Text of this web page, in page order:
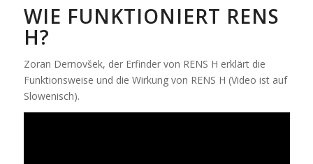
WIE FUNKTIONIERT RENS
H?
Zoran Dernovšek, der Erfinder von RENS H erklärt die
Funktionsweise und die Wirkung von RENS H (Video ist auf
Slowenisch).